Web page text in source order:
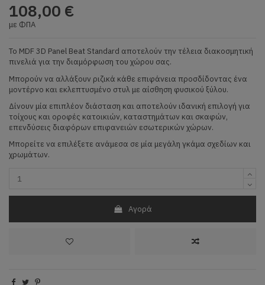
108,00 €
με ΦΠΑ
Το MDF 3D Panel Beat Standard αποτελούν την τέλεια διακοσμητική
πινελιά για την διαμόρφωση του χώρου σας.
Μπορούν να αλλάξουν ριζικά κάθε επιφάνεια προσδίδοντας ένα
μοντέρνο και εκλεπτυσμένο στυλ με αίσθηση φυσικού ξύλου.
Δίνουν μία επιπλέον διάσταση και αποτελούν ιδανική επιλογή για
τοίχους και οροφές κατοικιών, καταστημάτων και σκαφών,
επενδύσεις διαφόρων επιφανειών εσωτερικών χώρων.
Μπορείτε να επιλέξετε ανάμεσα σε μία μεγάλη γκάμα σχεδίων και
χρωμάτων.
Αγορά